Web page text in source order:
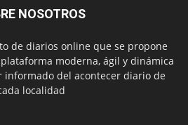
NOSOTROS
de diarios online que se propone
moderna, ágil y dinámica
informado del acontecer diario de
localidad